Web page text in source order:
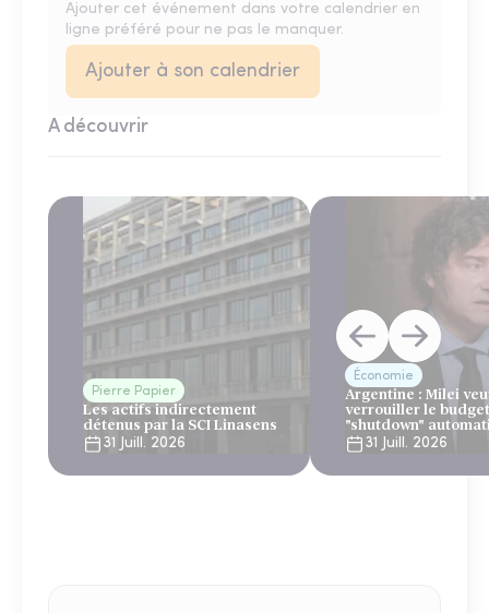
Ajouter cet événement dans votre calendrier en
ligne préféré pour ne pas le manquer.
Ajouter à son calendrier
A découvrir
Pierre Papier
Les actifs indirectement
détenus par la SCI Linasens
31 Juill. 2026
Économie
Argentine : Milei
verrouiller le
"shutdown"
sous le regard
du FMI
31 Juill. 2026